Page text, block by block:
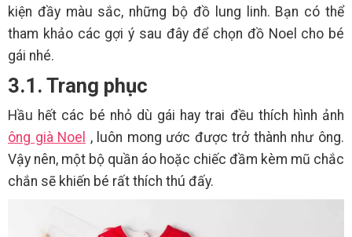
kiện đầy màu sắc, những bộ đồ lung linh. Bạn có thể
tham khảo các gợi ý sau đây để chọn đồ Noel cho bé
gái nhé.
3.1. Trang phục
Hầu hết các bé nhỏ dù gái hay trai đều thích hình ảnh
ông già Noel , luôn mong ước được trở thành như ông.
Vậy nên, một bộ quần áo hoặc chiếc đầm kèm mũ chắc
chắn sẽ khiến bé rất thích thú đấy.